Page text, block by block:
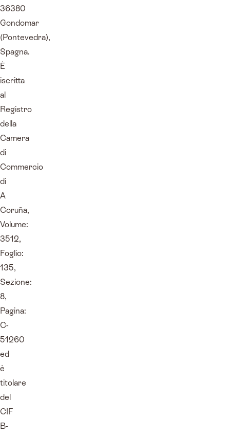
36380
Gondomar
(Pontevedra),
Spagna.
È
iscritta
al
Registro
della
Camera
di
Commercio
di
A
Coruña,
Volume:
3512,
Foglio:
135,
Sezione:
8,
Pagina:
C-
51260
ed
è
titolare
del
CIF
B-